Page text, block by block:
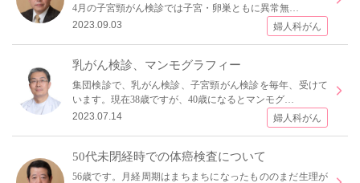
4月の子宮頸がん検診では子宮・卵巣ともに異常無…
2023.09.03
婦人科がん
乳がん検診、マンモグラフィー
集団検診で、乳がん検診、子宮頸がん検診を毎年、受けて
います。現在38歳ですが、40歳になるとマンモグ…
2023.07.14
婦人科がん
50代未閉経時での体癌検査について
56歳です。月経周期はまちまちになったもののまだ生理が